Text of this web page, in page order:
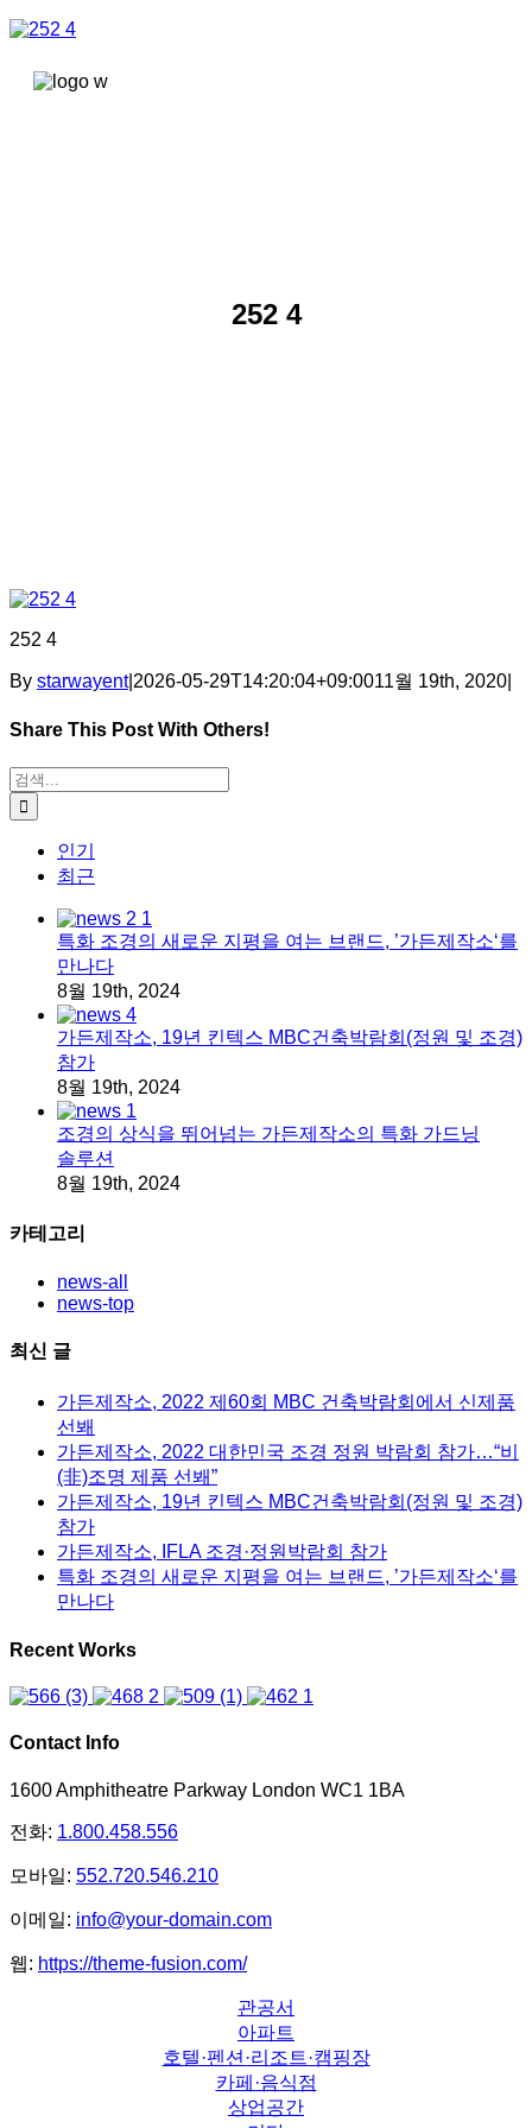
콘텐츠로
252 4
252 4
By starwayent| 2026-05-29T14:20:04+09:0011월 19th, 2020
Share This Post With Others!
Facebook
X
Tumblr
Pinterest
이메일
검색:
인기
최근
특화 조경의 새로운 지평을 여는 브랜드, ’가든제작소‘를
만나다
8월 19th, 2024
가든제작소, 19년 킨텍스 MBC건축박람회(정원 및 조경)
참가
8월 19th, 2024
조경의 상식을 뛰어넘는 가든제작소의 특화 가드닝
솔루션
8월 19th, 2024
카테고리
news-all
news-top
최신 글
가든제작소, 2022 제60회 MBC 건축박람회에서 신제품
선봬
가든제작소, 2022 대한민국 조경 정원 박람회 참가…“비
(非)조명 제품 선봬”
가든제작소, 19년 킨텍스 MBC건축박람회(정원 및 조경)
참가
가든제작소, IFLA 조경·정원박람회 참가
특화 조경의 새로운 지평을 여는 브랜드, ’가든제작소‘를
만나다
Recent Works
Contact Info
1600 Amphitheatre Parkway London WC1 1BA
전화: 1.800.458.556
모바일: 552.720.546.210
이메일: info@your-domain.com
웹: https://theme-fusion.com/
관공서
아파트
호텔·펜션·리조트·캠핑장
카페·음식점
상업공간